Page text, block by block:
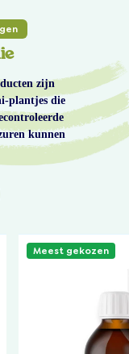
zijn
plantjes die
kunnen
Meest gekozen